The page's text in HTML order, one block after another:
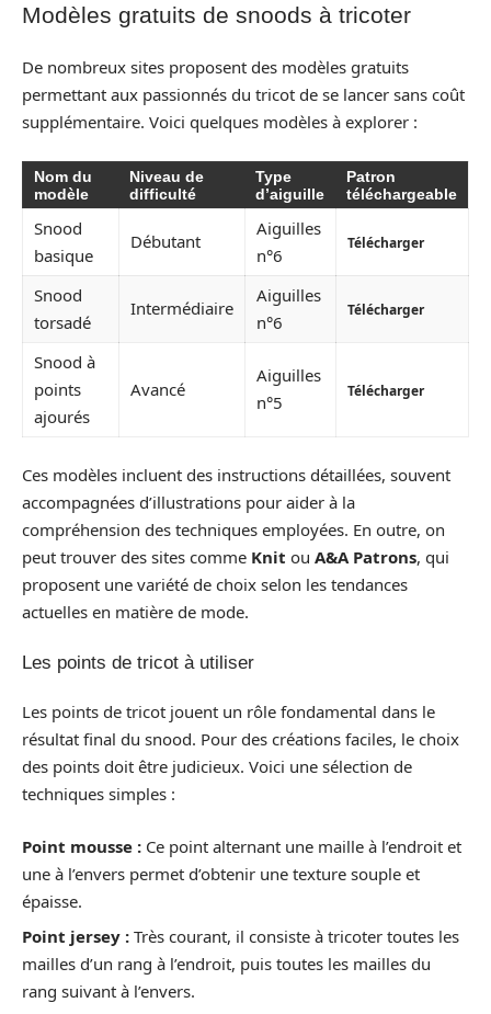
Modèles gratuits de snoods à tricoter
De nombreux sites proposent des modèles gratuits
permettant aux passionnés du tricot de se lancer sans coût
supplémentaire. Voici quelques modèles à explorer :
Nom du
modèle
Niveau de
difficulté
Type
d’aiguille
Patron
téléchargeable
Snood
basique
Débutant
Aiguilles
n°6
Télécharger
Snood
torsadé
Intermédiaire
Aiguilles
n°6
Télécharger
Snood à
points
ajourés
Avancé
Aiguilles
n°5
Télécharger
Ces modèles incluent des instructions détaillées, souvent
accompagnées d’illustrations pour aider à la
compréhension des techniques employées. En outre, on
peut trouver des sites comme Knit ou A&A Patrons, qui
proposent une variété de choix selon les tendances
actuelles en matière de mode.
Les points de tricot à utiliser
Les points de tricot jouent un rôle fondamental dans le
résultat final du snood. Pour des créations faciles, le choix
des points doit être judicieux. Voici une sélection de
techniques simples :
Point mousse : Ce point alternant une maille à l’endroit et
une à l’envers permet d’obtenir une texture souple et
épaisse.
Point jersey : Très courant, il consiste à tricoter toutes les
mailles d’un rang à l’endroit, puis toutes les mailles du
rang suivant à l’envers.